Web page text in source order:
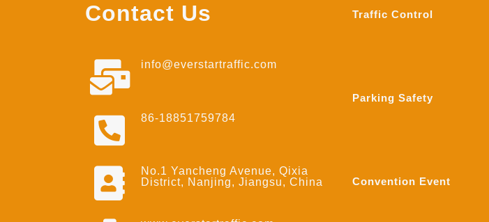
Contact Us
info@everstartraffic.com
86-18851759784
No.1 Yancheng Avenue, Qixia
District, Nanjing, Jiangsu, China
Traffic Control
Parking Safety
Convention Event